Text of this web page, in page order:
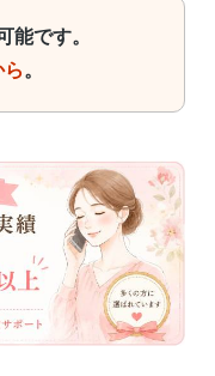
能です。
。